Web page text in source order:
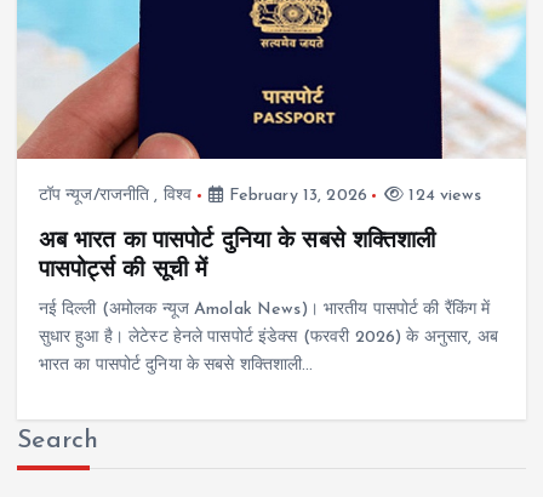
टॉप न्यूज/राजनीति , विश्व February 13, 2026 124 views
अब भारत का पासपोर्ट दुनिया के सबसे शक्तिशाली
पासपोर्ट्स की सूची में
नई दिल्ली (अमोलक न्यूज Amolak News)। भारतीय पासपोर्ट की रैंकिंग में
सुधार हुआ है। लेटेस्ट हेनले पासपोर्ट इंडेक्स (फरवरी 2026) के अनुसार, अब
भारत का पासपोर्ट दुनिया के सबसे शक्तिशाली…
Search